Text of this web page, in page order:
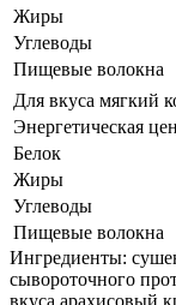
Жиры
Углеводы
Пищевые волокна
Для вкуса мягкий
Энергетическая
Белок
Жиры
Углеводы
Пищевые волокна
Ингредиенты:
сывороточного